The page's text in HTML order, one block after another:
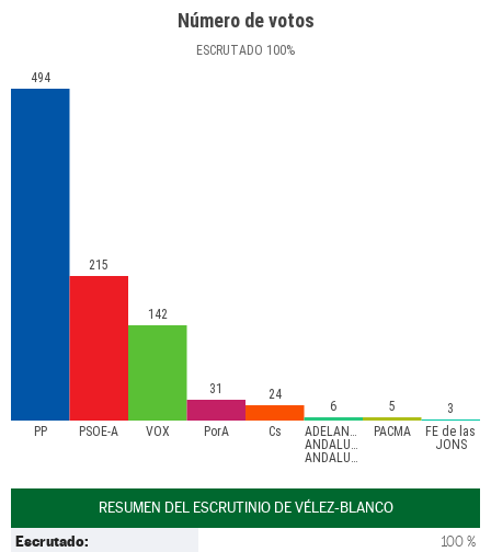
Número de votos
ESCRUTADO 100%
PP PSOE-A VOX PorA Cs
ADELANTE
ANDALUCÍA-
ANDALUCISTAS
PACMA
FE de las
JONS
494
215
142
31 24
6 5 3
RESUMEN DEL ESCRUTINIO DE VÉLEZ-BLANCO
Escrutado: 100 %